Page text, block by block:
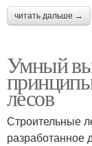
читать дальше →
Умный
лесов
Строительные
разработанное